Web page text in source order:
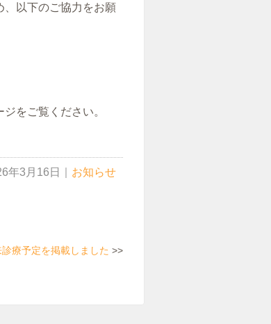
、以下のご協力をお願
ジをご覧ください。
年3月16日 お知らせ
療予定を掲載しました >>